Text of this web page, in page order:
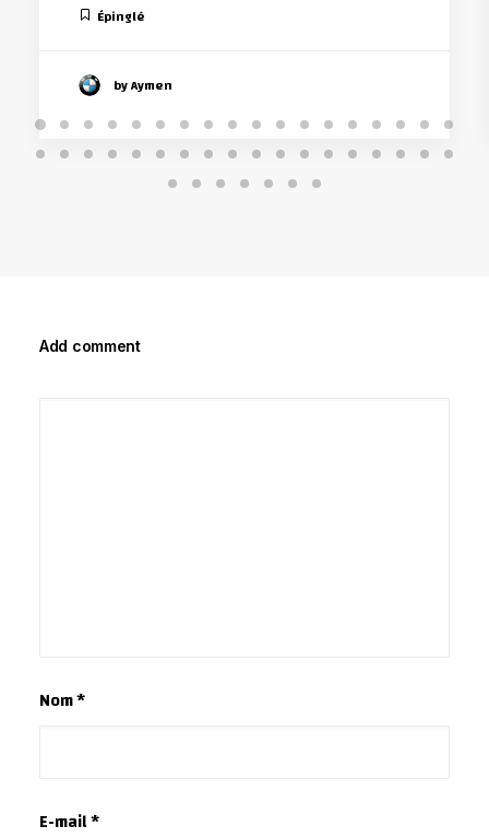
Épinglé
by Aymen
Add comment
Nom*
E-mail*